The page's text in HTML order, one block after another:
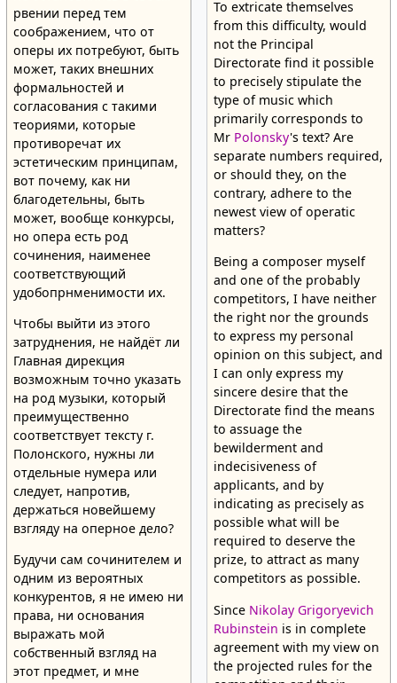
рвении перед тем
соображением, что от
оперы их потребуют, быть
может, таких внешних
формальностей и
согласования с такими
теориями, которые
противоречат их
эстетическим принципам,
вот почему, как ни
благодетельны, быть
может, вообще конкурсы,
но опера есть род
сочинения, наименее
соответствующий
удобопрнменимости их.
Чтобы выйти из этого
затруднения, не найдёт ли
Главная дирекция
возможным точно указать
на род музыки, который
преимущественно
соответствует тексту г.
Полонского, нужны ли
отдельные нумера или
следует, напротив,
держаться новейшему
взгляду на оперное дело?
Будучи сам сочинителем и
одним из вероятных
конкурентов, я не имею ни
права, ни основания
выражать мой
собственный взгляд на
этот предмет, и мне
To extricate themselves
from this difficulty, would
not the Principal
Directorate find it possible
to precisely stipulate the
type of music which
primarily corresponds to
Mr Polonsky's text? Are
separate numbers required,
or should they, on the
contrary, adhere to the
newest view of operatic
matters?
Being a composer myself
and one of the probably
competitors, I have neither
the right nor the grounds
to express my personal
opinion on this subject, and
I can only express my
sincere desire that the
Directorate find the means
to assuage the
bewilderment and
indecisiveness of
applicants, and by
indicating as precisely as
possible what will be
required to deserve the
prize, to attract as many
competitors as possible.
Since Nikolay Grigoryevich
Rubinstein is in complete
agreement with my view on
the projected rules for the